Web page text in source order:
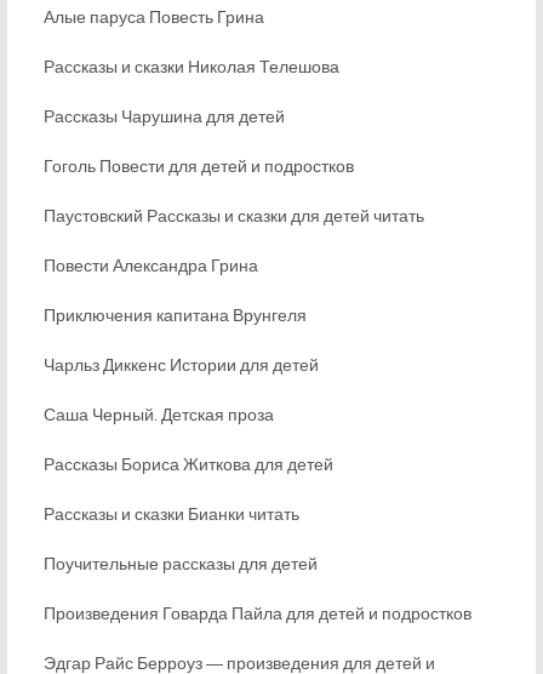
Алые паруса Повесть Грина
Рассказы и сказки Николая Телешова
Рассказы Чарушина для детей
Гоголь Повести для детей и подростков
Паустовский Рассказы и сказки для детей читать
Повести Александра Грина
Приключения капитана Врунгеля
Чарльз Диккенс Истории для детей
Саша Черный. Детская проза
Рассказы Бориса Житкова для детей
Рассказы и сказки Бианки читать
Поучительные рассказы для детей
Произведения Говарда Пайла для детей и подростков
Эдгар Райс Берроуз ― произведения для детей и